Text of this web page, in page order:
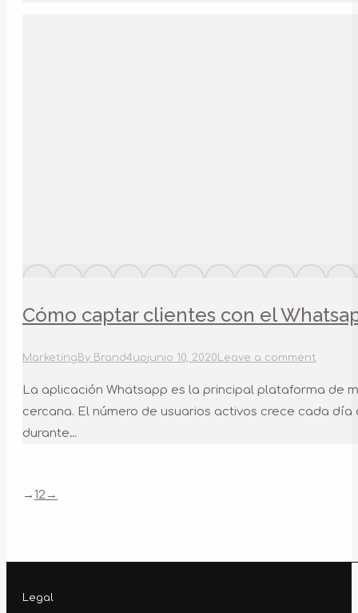
Cómo captar clientes con el
Marketing By Brand4upjunio 10, 2020 Leave a comment
La aplicación Whatsapp es la principal plataforma de
cercana. El número de usuarios activos crece cada
durante…
→12 →
Legal